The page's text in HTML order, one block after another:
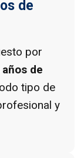
de
por
de
tipo de
y